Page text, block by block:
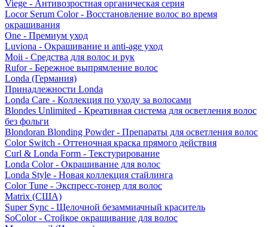
Viege - Антивозростная органическая серия
Locor Serum Color - Восстановление волос во время
окрашивания
One - Премиум уход
Luviona - Окрашивание и anti-age уход
Moii - Средства для волос и рук
Rufor - Бережное выпрямление волос
Londa (Германия)
Принадлежности Londa
Londa Care - Коллекция по уходу за волосами
Blondes Unlimited - Креативная система для осветления волос
без фольги
Blondoran Blonding Powder - Препараты для осветления волос
Color Switch - Оттеночная краска прямого действия
Curl & Londa Form - Текстурирование
Londa Color - Окрашивание для волос
Londa Style - Новая коллекция стайлинга
Color Tune - Экспресс-тонер для волос
Matrix (США)
Super Sync - Щелочной безаммиачный краситель
SoColor - Стойкое окрашивание для волос